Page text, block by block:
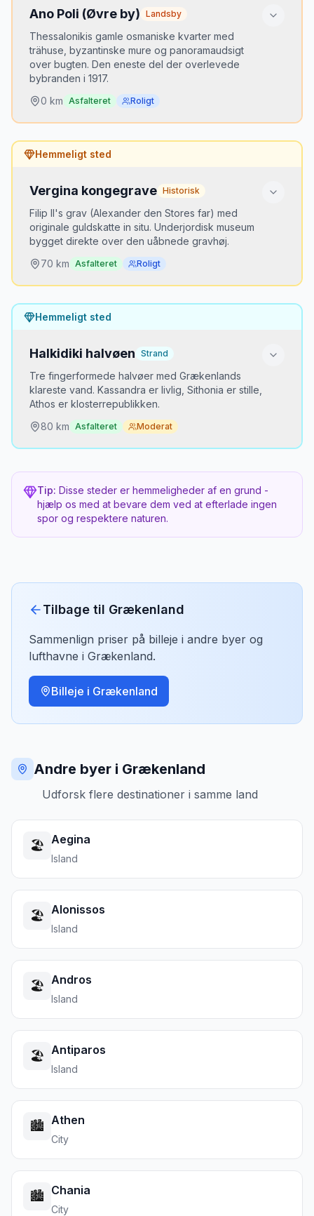
Ano Poli (Øvre by) Landsby
Thessalonikis gamle osmaniske kvarter med
trähuse, byzantinske mure og panoramaudsigt
over bugten. Den eneste del der overlevede
bybranden i 1917.
0 km Asfalteret Roligt
Hvorfor er det hemmeligt?
Turisterne bliver på havnepromenaden. Oppe i
Bedste tidspunkt
Sen eftermiddag — lyset over bugten er gyldent.
Hemmeligt sted
Vergina kongegrave Historisk
Filip II's grav (Alexander den Stores far) med
originale guldskatte in situ. Underjordisk museum
bygget direkte over den uåbnede gravhøj.
70 km Asfalteret Roligt
Hvorfor er det hemmeligt?
Verdens mest undervurderede arkæologiske
besøgende.
Bedste tidspunkt
Hele året — museet er underjordisk og klimastyret.
Mikkels opdagelse
Hemmeligt sted
Halkidiki halvøen Strand
Tre fingerformede halvøer med Grækenlands
klareste vand. Kassandra er livlig, Sithonia er stille,
Athos er klosterrepublikken.
80 km Asfalteret Moderat
til Halkidiki — Nordgrækenlands bedst bevarede
hemmelighed.
Tip: Disse steder er hemmeligheder af en grund -
hjælp os med at bevare dem ved at efterlade ingen
spor og respektere naturen.
Tilbage til Grækenland
Sammenlign priser på billeje i andre byer og
lufthavne i Grækenland.
Billeje i Grækenland
Andre byer i Grækenland
Udforsk flere destinationer i samme land
🏖️ Aegina
Island
🏖️ Alonissos
Island
🏖️ Andros
Island
🏖️ Antiparos
Island
🏙️ Athen
City
🏙️ Chania
City